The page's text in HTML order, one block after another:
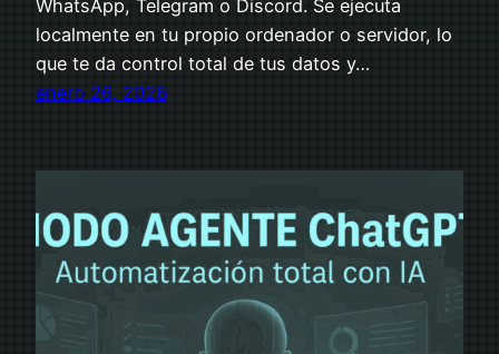
WhatsApp, Telegram o Discord. Se ejecuta
localmente en tu propio ordenador o servidor, lo
que te da control total de tus datos y…
enero 26, 2026